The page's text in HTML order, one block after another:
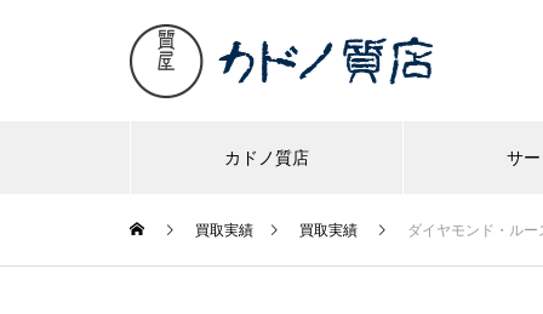
カドノ質店 サ
買取実績 買取実績 ダイヤモンド・ル